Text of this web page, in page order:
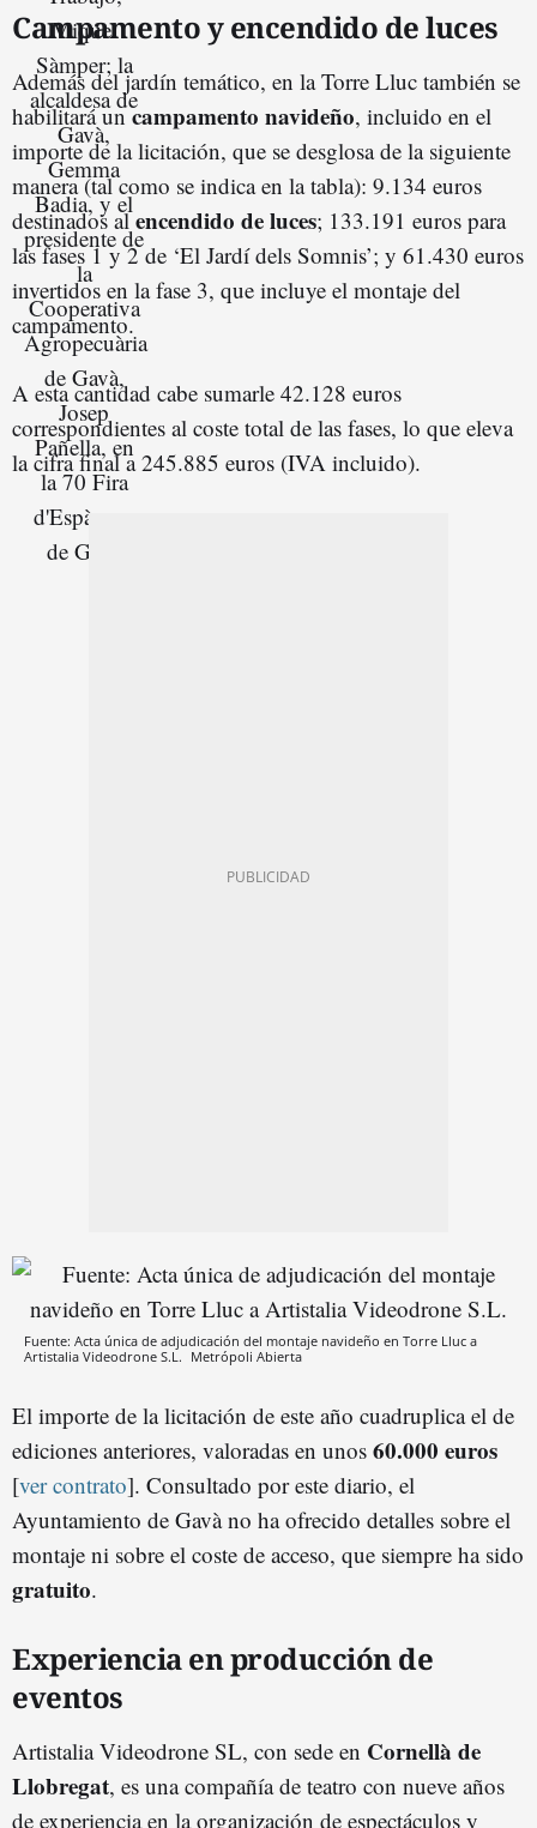
Campamento y encendido de luces
Además del jardín temático, en la Torre Lluc también se
habilitará uncampamento navideño, incluido en el
importe de la licitación, que se desglosa de la siguiente
manera (tal como se indica en la tabla): 9.134 euros
destinados alencendido de luces; 133.191 euros para
las fases 1 y 2 de ‘El Jardí dels Somnis’; y 61.430 euros
invertidos en la fase 3, que incluye el montaje del
campamento.
A esta cantidad cabe sumarle 42.128 euros
correspondientes al coste total de las fases, lo que eleva
la cifra final a 245.885 euros (IVA incluido).
Fuente: Acta única de adjudicación del montaje navideño en Torre Lluc a
Artistalia Videodrone S.L. Metrópoli Abierta
El importe de la licitación de este año cuadruplica el de
ediciones anteriores, valoradas en unos 60.000 euros
[ver contrato]. Consultado por este diario, el
Ayuntamiento de Gavà no ha ofrecido detalles sobre el
montaje ni sobre el coste de acceso, que siempre ha sido
gratuito.
Experiencia en producción de
eventos
Artistalia Videodrone SL, con sede en Cornellà de
Llobregat, es una compañía de teatro con nueve años
de experiencia en la organización de espectáculos y